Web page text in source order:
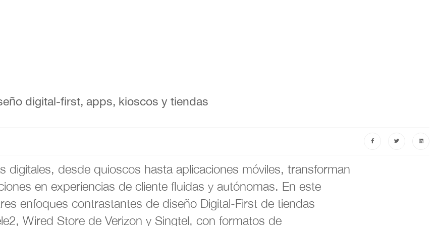
digital-first, apps, kioscos y tiendas
digitales, desde quioscos hasta aplicaciones móviles, transforman
en experiencias de cliente fluidas y autónomas. En este
enfoques contrastantes de diseño Digital-First de tiendas
Wired Store de Verizon y Singtel, con formatos de